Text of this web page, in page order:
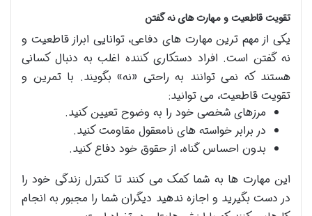
تقویت قاطعیت و مهارت های نه گفتن
یکی از مهم ترین مهارت های دفاعی، توانایی ابراز قاطعیت و
نه گفتن است. افراد دستکاری کننده اغلب به دنبال کسانی
هستند که نمی توانند به راحتی «نه» بگویند. با تمرین و
تقویت قاطعیت، می توانید:
مرزهای شخصی خود را به وضوح تعیین کنید.
در برابر خواسته های نامعقول مقاومت کنید.
بدون احساس گناه، از حقوق خود دفاع کنید.
این مهارت ها به شما کمک می کنند تا کنترل زندگی خود را
در دست بگیرید و اجازه ندهید دیگران شما را مجبور به انجام